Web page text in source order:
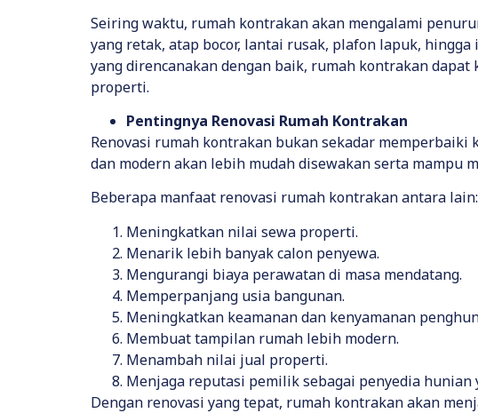
Seiring waktu, rumah kontrakan akan mengalami
yang retak, atap bocor, lantai rusak, plafon lapuk,
yang direncanakan dengan baik, rumah kontrakan
properti.
Pentingnya Renovasi Rumah Kontrakan
Renovasi rumah kontrakan bukan sekadar
dan modern akan lebih mudah disewakan serta mampu
Beberapa manfaat renovasi rumah kontrakan antara lain:
Meningkatkan nilai sewa properti.
Menarik lebih banyak calon penyewa.
Mengurangi biaya perawatan di masa mendatang.
Memperpanjang usia bangunan.
Meningkatkan keamanan dan kenyamanan
Membuat tampilan rumah lebih modern.
Menambah nilai jual properti.
Menjaga reputasi pemilik sebagai penyedia hunian
Dengan renovasi yang tepat, rumah kontrakan akan